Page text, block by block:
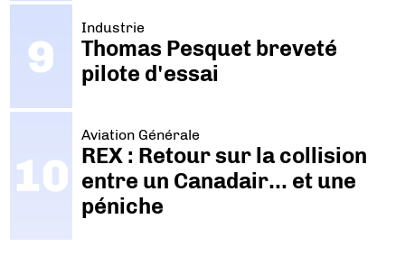
Industrie
Thomas Pesquet breveté
pilote d'essai
Aviation Générale
REX : Retour sur la collision
entre un Canadair… et une
péniche